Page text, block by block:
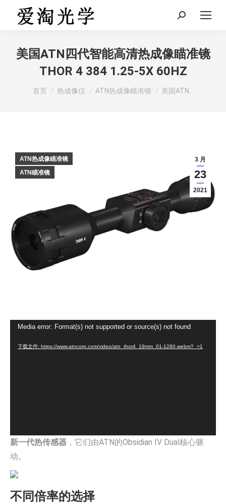
Search:
美国ATN四代智能高清热成像瞄准镜
THOR 4 384 1.25-5X 60HZ
您在这里：
首页 热成像仪 ATN热成像瞄准镜 美国ATN…
3 月
23
2021
ATN热成像瞄准镜
ATN瞄准镜
Media error: Format(s) not supported or source(s) not found
下载文件: https://www.atncorp.com/video/atn_thor4_19mm_01-1280.webm?_=1
新一代热传感器 ，它们由ATN的Obsidian IV Dual核心驱
动。
不同倍率的选择